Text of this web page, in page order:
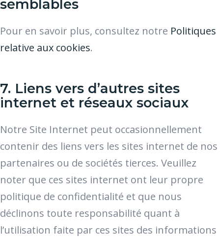
semblables
Pour en savoir plus, consultez notre Politiques
relative aux cookies.
7. Liens vers d’autres sites
internet et réseaux sociaux
Notre Site Internet peut occasionnellement
contenir des liens vers les sites internet de nos
partenaires ou de sociétés tierces. Veuillez
noter que ces sites internet ont leur propre
politique de confidentialité et que nous
déclinons toute responsabilité quant à
l’utilisation faite par ces sites des informations